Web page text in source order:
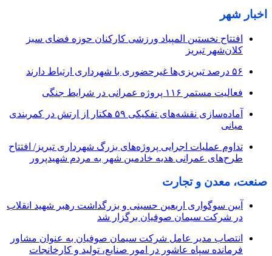
اخبار شهر
افتتاح نخستین المپیاد ورزشی کارکنان حوزه فضای سبز
کلان‌شهر تبریز
۵۶ درصد تبریزی‌ها غیرحضوری با شهرداری ارتباط دارند
فعالیت مستمر ۱۱۶ پروژه عمرانی در شرایط جنگی
آماده‌سازی نقشه‌های تفکیکی ۵۹ هکتار از ارتش در کمربندی
میانی
تداوم عملیات اجرایی پروژه‌های بزرگ شهرداری تبریز/ افتتاح
طرح‌های عمرانی هدیه خادمین شهر به مردم شهیدپرور
صنعت، معدن و تجارت
آیین سوگواری اربعین حسینی و بزرگداشت رهبر شهید انقلاب
در شرکت سیمان صوفیان برگزار شد
انتصاب مدیر عامل شرکت سیمان صوفیان به عنوان مشاور
فرمانده سپاه عاشور در امور صنایع، تولید و کارخانجات